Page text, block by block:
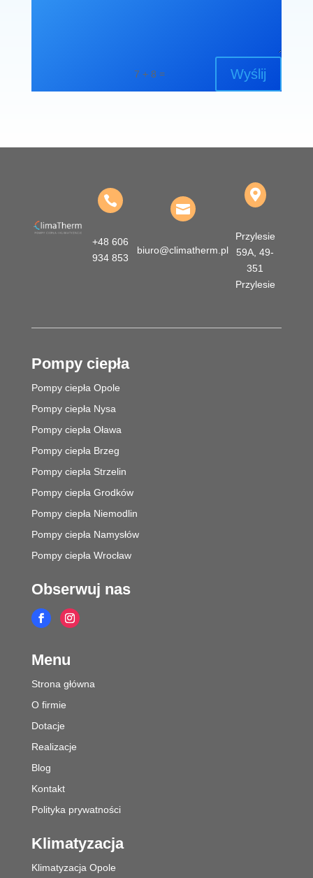
7 + 8 = Wyślij

+48 606
934 853

biuro@climatherm.pl

Przylesie
59A, 49-
351
Przylesie
Pompy ciepła
Pompy ciepła Opole
Pompy ciepła Nysa
Pompy ciepła Oława
Pompy ciepła Brzeg
Pompy ciepła Strzelin
Pompy ciepła Grodków
Pompy ciepła Niemodlin
Pompy ciepła Namysłów
Pompy ciepła Wrocław
Obserwuj nas
Menu
Strona główna
O firmie
Dotacje
Realizacje
Blog
Kontakt
Polityka prywatności
Klimatyzacja
Klimatyzacja Opole